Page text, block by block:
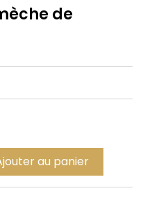
de
au panier